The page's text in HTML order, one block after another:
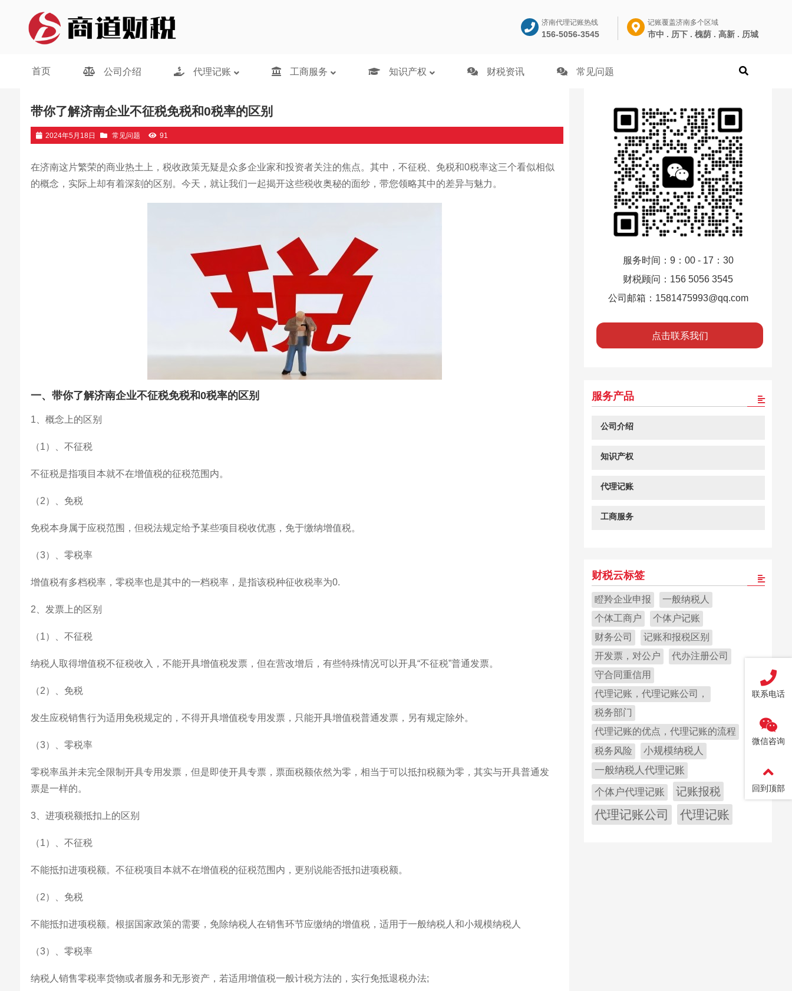
济南代理记账热线
156-5056-3545
记账覆盖济南多个区域
市中 . 历下 . 槐荫 . 高新 . 历城
首页 公司介绍 代理记账 工商服务 知识产权 财税资讯 常见问题
济南代理记账 常见问题 / 带你了解济南企业不征税免税和0税率的区别
带你了解济南企业不征税免税和0税率的区别
2024年5月18日 常见问题 91
在济南这片繁荣的商业热土上，税收政策无疑是众多企业家和投资者关注的焦点。其中，不征税、免税和0税率这三个看似相似
的概念，实际上却有着深刻的区别。今天，就让我们一起揭开这些税收奥秘的面纱，带您领略其中的差异与魅力。
一、带你了解济南企业不征税免税和0税率的区别
1、概念上的区别
（1）、不征税
不征税是指项目本就不在增值税的征税范围内。
（2）、免税
免税本身属于应税范围，但税法规定给予某些项目税收优惠，免于缴纳增值税。
（3）、零税率
增值税有多档税率，零税率也是其中的一档税率，是指该税种征收税率为0.
2、发票上的区别
（1）、不征税
纳税人取得增值税不征税收入，不能开具增值税发票，但在营改增后，有些特殊情况可以开具“不征税”普通发票。
（2）、免税
发生应税销售行为适用免税规定的，不得开具增值税专用发票，只能开具增值税普通发票，另有规定除外。
（3）、零税率
零税率虽并未完全限制开具专用发票，但是即使开具专票，票面税额依然为零，相当于可以抵扣税额为零，其实与开具普通发
票是一样的。
3、进项税额抵扣上的区别
（1）、不征税
不能抵扣进项税额。不征税项目本就不在增值税的征税范围内，更别说能否抵扣进项税额。
（2）、免税
不能抵扣进项税额。根据国家政策的需要，免除纳税人在销售环节应缴纳的增值税，适用于一般纳税人和小规模纳税人
（3）、零税率
纳税人销售零税率货物或者服务和无形资产，若适用增值税一般计税方法的，实行免抵退税办法;
服务时间：9：00 - 17：30
财税顾问：156 5056 3545
公司邮箱：1581475993@qq.com
点击联系我们
服务产品
公司介绍
知识产权
代理记账
工商服务
财税云标签
瞪羚企业申报
一般纳税人
个体工商户
个体户记账
财务公司
记账和报税区别
开发票，对公户
代办注册公司
守合同重信用
代理记账，代理记账公司，
税务部门
代理记账的优点，代理记账的流程
税务风险
小规模纳税人
一般纳税人代理记账
个体户代理记账
记账报税
代理记账公司 代理记账
联系电话
微信咨询
回到顶部